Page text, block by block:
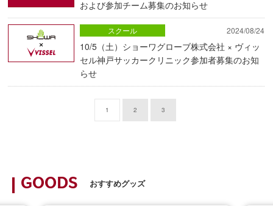
および参加チーム募集のお知らせ
2024/08/24
10/5（土）ショーワグローブ株式会社 × ヴィッ
セル神戸サッカークリニック参加者募集のお知
らせ
スクール
1 2 3
GOODS おすすめグッズ